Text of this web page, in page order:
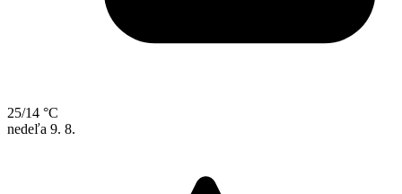
25/14 °C
nedeľa 9. 8.